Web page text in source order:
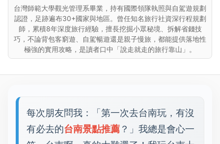
台灣師範大學觀光管理系畢業，持有國際領隊執照與自駕遊規劃
認證，足跡遍布30+國家與地區。曾任知名旅行社資深行程規劃
師，累積8年深度旅行經驗，擅長挖掘小眾秘境、拆解省錢技
巧，不論背包客窮遊、自駕暢遊還是親子慢旅，都能提供落地性
極強的實用攻略，是讀者口中「說走就走的旅行靠山」。
每次朋友問我：「第一次去台南玩，有沒
有必去的台南景點推薦 ？」我總是會心一